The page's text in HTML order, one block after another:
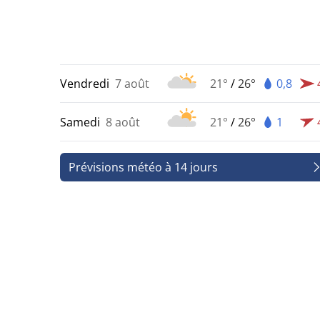
Vendredi 7 août 21° /26° 0,8
Samedi 8 août 21° /26° 1
Prévisions météo à 14 jours